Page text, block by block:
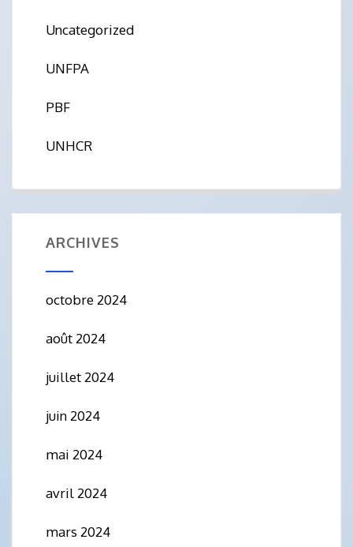
Uncategorized
UNFPA
PBF
UNHCR
ARCHIVES
octobre 2024
août 2024
juillet 2024
juin 2024
mai 2024
avril 2024
mars 2024